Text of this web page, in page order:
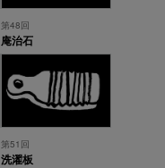
第48回
庵治石
第51回
洗濯板